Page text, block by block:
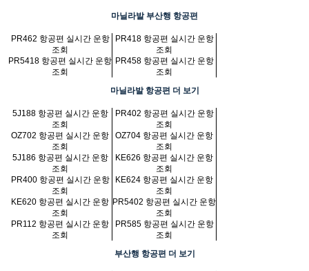
마닐라발 부산행 항공편
PR462 항공편 실시간 운항
조회
PR418 항공편 실시간 운항
조회
PR5418 항공편 실시간 운항
조회
PR458 항공편 실시간 운항
조회
마닐라발 항공편 더 보기
5J188 항공편 실시간 운항
조회
PR402 항공편 실시간 운항
조회
OZ702 항공편 실시간 운항
조회
OZ704 항공편 실시간 운항
조회
5J186 항공편 실시간 운항
조회
KE626 항공편 실시간 운항
조회
PR400 항공편 실시간 운항
조회
KE624 항공편 실시간 운항
조회
KE620 항공편 실시간 운항
조회
PR5402 항공편 실시간 운항
조회
PR112 항공편 실시간 운항
조회
PR585 항공편 실시간 운항
조회
부산행 항공편 더 보기